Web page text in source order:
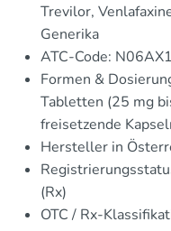
Trevilor,
Generika
ATC-Code:
Formen &
Tabletten (25 mg
freisetzende
Hersteller in
(Rx)
OTC / Rx-